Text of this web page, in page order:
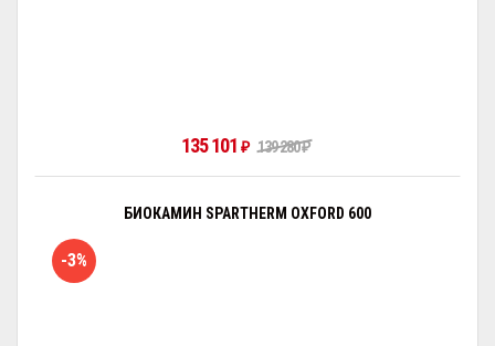
135 101 ₽ 139 280₽
БИОКАМИН SPARTHERM OXFORD 600
-3%